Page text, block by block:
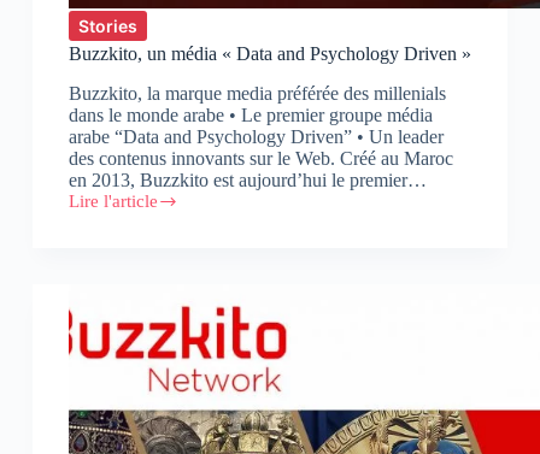
Stories
Buzzkito, un média « Data and Psychology Driven »
Buzzkito, la marque media préférée des millenials
dans le monde arabe • Le premier groupe média
arabe “Data and Psychology Driven” • Un leader
des contenus innovants sur le Web. Créé au Maroc
en 2013, Buzzkito est aujourd’hui le premier…
Lire l'article
Buzzkito,
Psychology
Driven »